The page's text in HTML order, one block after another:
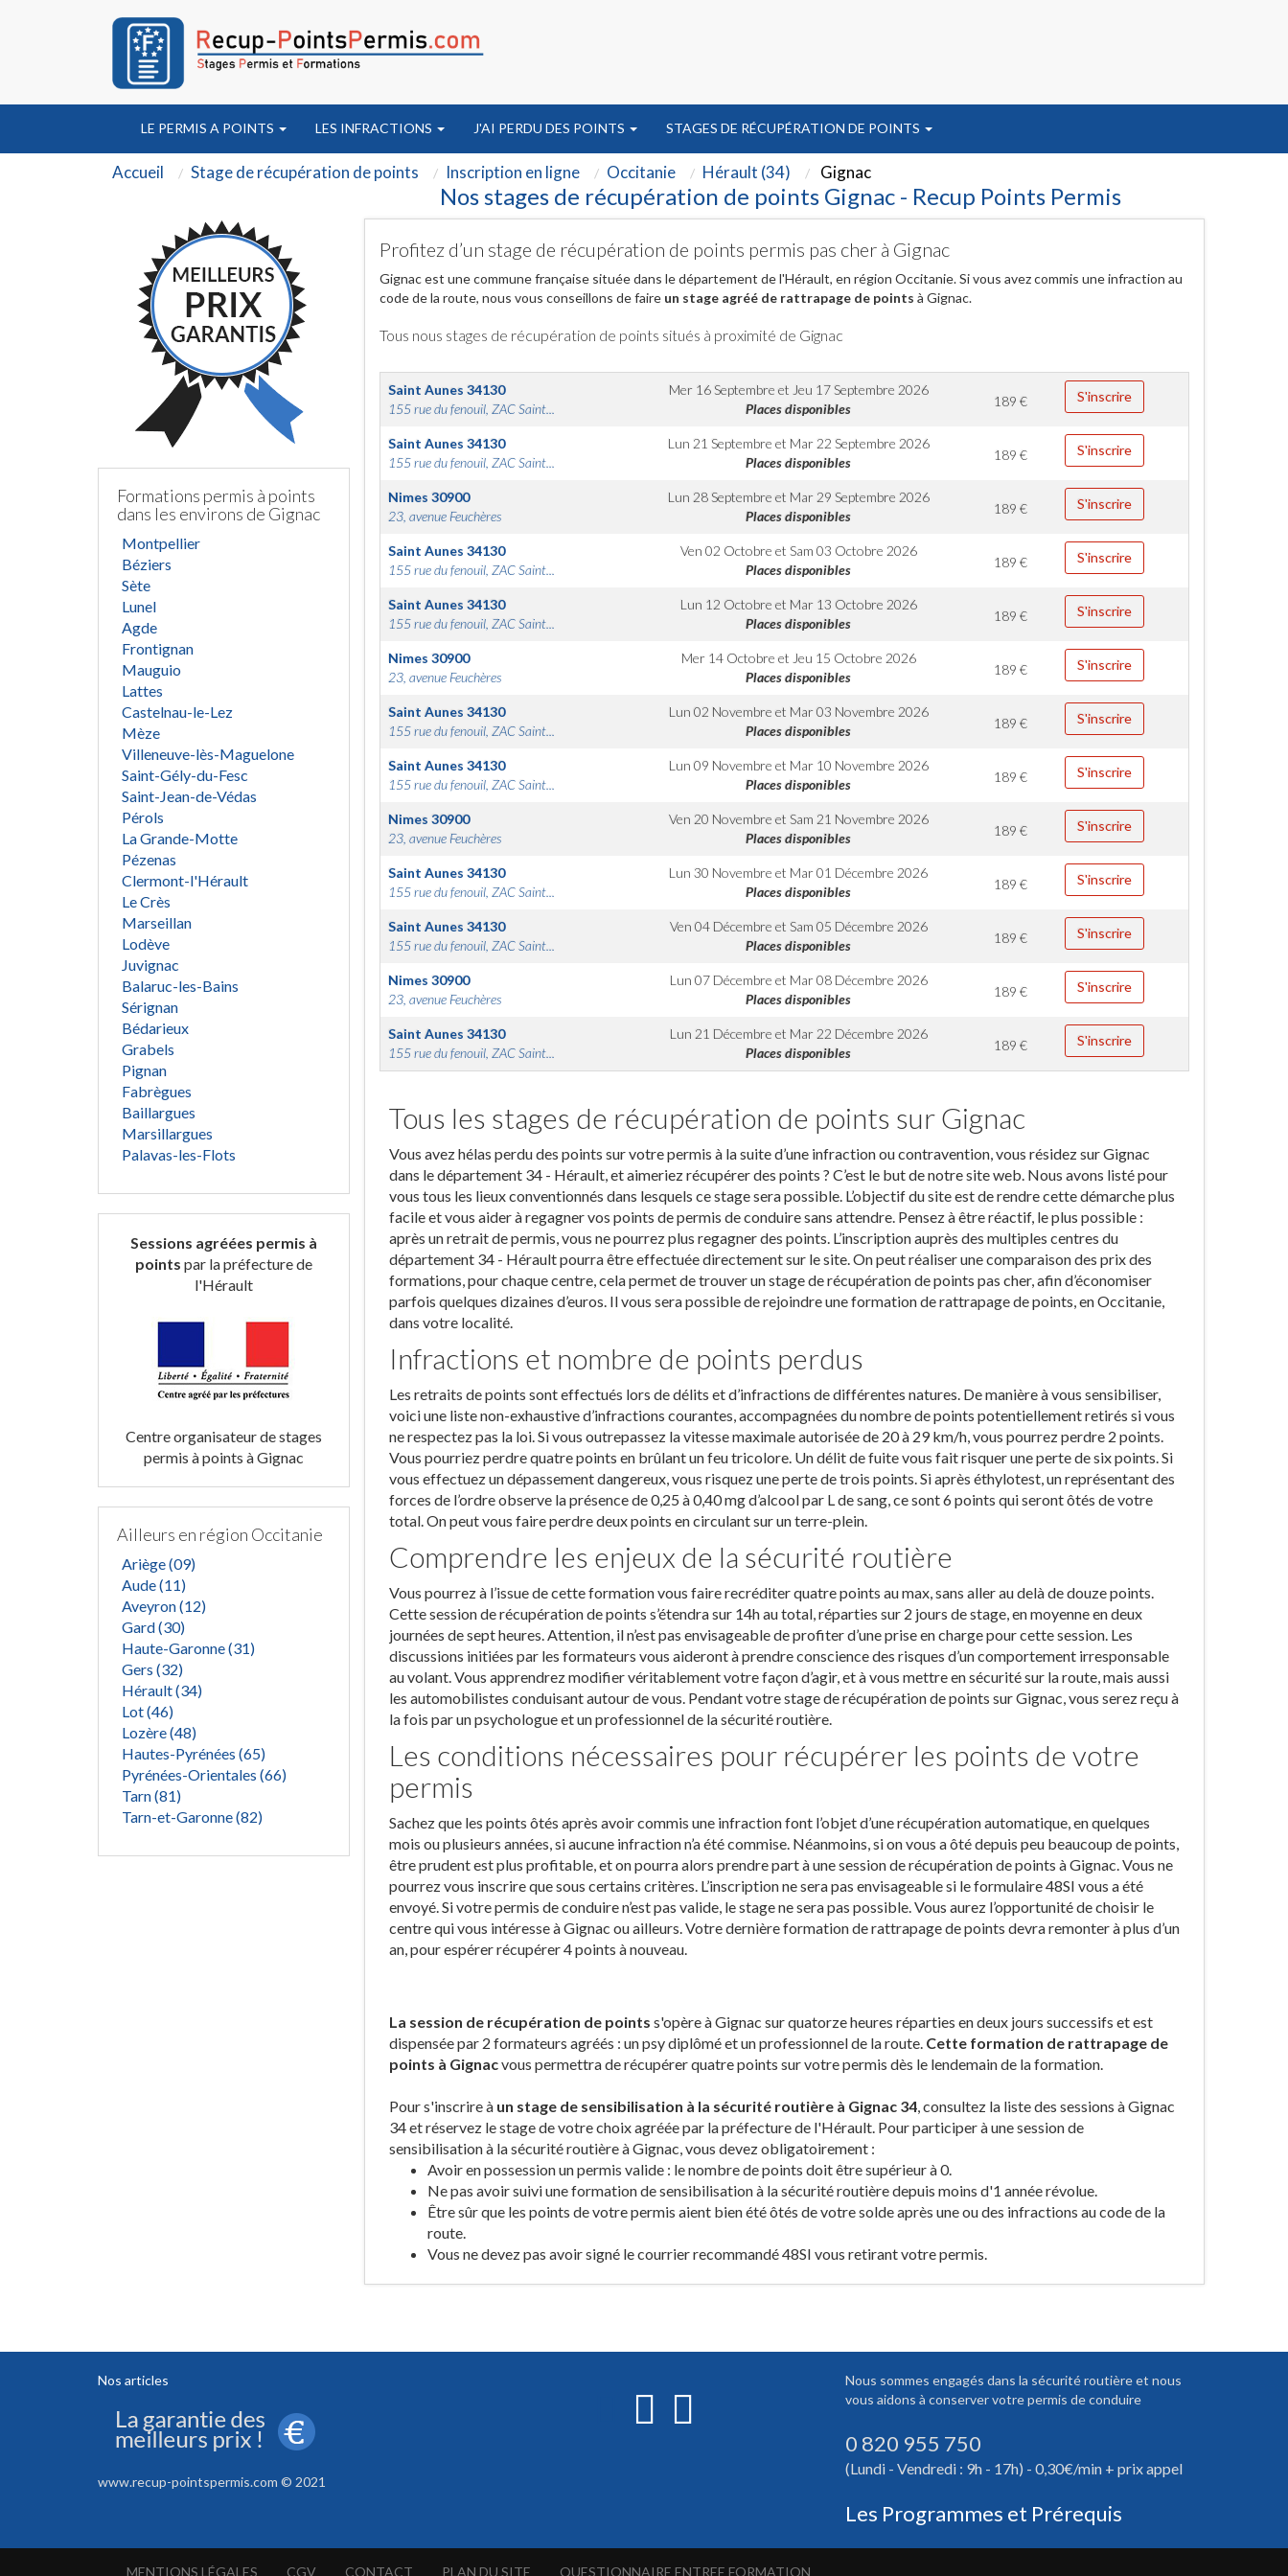
LE PERMIS A POINTS LES INFRACTIONS J'AI PERDU DES POINTS STAGES DE RÉCUPÉRATION DE POINTS
Accueil Stage de récupération de points Inscription en ligne Occitanie Hérault (34) Gignac
Nos stages de récupération de points Gignac - Recup Points Permis
Formations permis à points
dans les environs de Gignac
Montpellier
Béziers
Sète
Lunel
Agde
Frontignan
Mauguio
Lattes
Castelnau-le-Lez
Mèze
Villeneuve-lès-Maguelone
Saint-Gély-du-Fesc
Saint-Jean-de-Védas
Pérols
La Grande-Motte
Pézenas
Clermont-l'Hérault
Le Crès
Marseillan
Lodève
Juvignac
Balaruc-les-Bains
Sérignan
Bédarieux
Grabels
Pignan
Fabrègues
Baillargues
Marsillargues
Palavas-les-Flots
Sessions agréées permis à
points par la préfecture de
l'Hérault
Centre organisateur de stages
permis à points à Gignac
Ailleurs en région Occitanie
Ariège (09)
Aude (11)
Aveyron (12)
Gard (30)
Haute-Garonne (31)
Gers (32)
Hérault (34)
Lot (46)
Lozère (48)
Hautes-Pyrénées (65)
Pyrénées-Orientales (66)
Tarn (81)
Tarn-et-Garonne (82)
Profitez d’un stage de récupération de points permis pas cher à Gignac
Gignac est une commune française située dans le département de l'Hérault, en région Occitanie. Si vous avez commis une infraction au
code de la route, nous vous conseillons de faire un stage agréé de rattrapage de points à Gignac.
Tous nous stages de récupération de points situés à proximité de Gignac
Saint Aunes 34130
155 rue du fenouil, ZAC Saint...
Mer 16 Septembre et Jeu 17 Septembre 2026
Places disponibles
189€ S'inscrire
Saint Aunes 34130
155 rue du fenouil, ZAC Saint...
Lun 21 Septembre et Mar 22 Septembre 2026
Places disponibles
189€ S'inscrire
Nimes 30900
23, avenue Feuchères
Lun 28 Septembre et Mar 29 Septembre 2026
Places disponibles
189€ S'inscrire
Saint Aunes 34130
155 rue du fenouil, ZAC Saint...
Ven 02 Octobre et Sam 03 Octobre 2026
Places disponibles
189€ S'inscrire
Saint Aunes 34130
155 rue du fenouil, ZAC Saint...
Lun 12 Octobre et Mar 13 Octobre 2026
Places disponibles
189€ S'inscrire
Nimes 30900
23, avenue Feuchères
Mer 14 Octobre et Jeu 15 Octobre 2026
Places disponibles
189€ S'inscrire
Saint Aunes 34130
155 rue du fenouil, ZAC Saint...
Lun 02 Novembre et Mar 03 Novembre 2026
Places disponibles
189€ S'inscrire
Saint Aunes 34130
155 rue du fenouil, ZAC Saint...
Lun 09 Novembre et Mar 10 Novembre 2026
Places disponibles
189€ S'inscrire
Nimes 30900
23, avenue Feuchères
Ven 20 Novembre et Sam 21 Novembre 2026
Places disponibles
189€ S'inscrire
Saint Aunes 34130
155 rue du fenouil, ZAC Saint...
Lun 30 Novembre et Mar 01 Décembre 2026
Places disponibles
189€ S'inscrire
Saint Aunes 34130
155 rue du fenouil, ZAC Saint...
Ven 04 Décembre et Sam 05 Décembre 2026
Places disponibles
189€ S'inscrire
Nimes 30900
23, avenue Feuchères
Lun 07 Décembre et Mar 08 Décembre 2026
Places disponibles
189€ S'inscrire
Saint Aunes 34130
155 rue du fenouil, ZAC Saint...
Lun 21 Décembre et Mar 22 Décembre 2026
Places disponibles
189€ S'inscrire
Tous les stages de récupération de points sur Gignac
Vous avez hélas perdu des points sur votre permis à la suite d’une infraction ou contravention, vous résidez sur Gignac
dans le département 34 - Hérault, et aimeriez récupérer des points ? C’est le but de notre site web. Nous avons listé pour
vous tous les lieux conventionnés dans lesquels ce stage sera possible. L’objectif du site est de rendre cette démarche plus
facile et vous aider à regagner vos points de permis de conduire sans attendre. Pensez à être réactif, le plus possible :
après un retrait de permis, vous ne pourrez plus regagner des points. L’inscription auprès des multiples centres du
département 34 - Hérault pourra être effectuée directement sur le site. On peut réaliser une comparaison des prix des
formations, pour chaque centre, cela permet de trouver un stage de récupération de points pas cher, afin d’économiser
parfois quelques dizaines d’euros. Il vous sera possible de rejoindre une formation de rattrapage de points, en Occitanie,
dans votre localité.
Infractions et nombre de points perdus
Les retraits de points sont effectués lors de délits et d’infractions de différentes natures. De manière à vous sensibiliser,
voici une liste non-exhaustive d’infractions courantes, accompagnées du nombre de points potentiellement retirés si vous
ne respectez pas la loi. Si vous outrepassez la vitesse maximale autorisée de 20 à 29 km/h, vous pourrez perdre 2 points.
Vous pourriez perdre quatre points en brûlant un feu tricolore. Un délit de fuite vous fait risquer une perte de six points. Si
vous effectuez un dépassement dangereux, vous risquez une perte de trois points. Si après éthylotest, un représentant des
forces de l’ordre observe la présence de 0,25 à 0,40 mg d’alcool par L de sang, ce sont 6 points qui seront ôtés de votre
total. On peut vous faire perdre deux points en circulant sur un terre-plein.
Comprendre les enjeux de la sécurité routière
Vous pourrez à l’issue de cette formation vous faire recréditer quatre points au max, sans aller au delà de douze points.
Cette session de récupération de points s’étendra sur 14h au total, réparties sur 2 jours de stage, en moyenne en deux
journées de sept heures. Attention, il n’est pas envisageable de profiter d’une prise en charge pour cette session. Les
discussions initiées par les formateurs vous aideront à prendre conscience des risques d’un comportement irresponsable
au volant. Vous apprendrez modifier véritablement votre façon d’agir, et à vous mettre en sécurité sur la route, mais aussi
les automobilistes conduisant autour de vous. Pendant votre stage de récupération de points sur Gignac, vous serez reçu à
la fois par un psychologue et un professionnel de la sécurité routière.
Les conditions nécessaires pour récupérer les points de votre
permis
Sachez que les points ôtés après avoir commis une infraction font l’objet d’une récupération automatique, en quelques
mois ou plusieurs années, si aucune infraction n’a été commise. Néanmoins, si on vous a ôté depuis peu beaucoup de points,
être prudent est plus profitable, et on pourra alors prendre part à une session de récupération de points à Gignac. Vous ne
pourrez vous inscrire que sous certains critères. L’inscription ne sera pas envisageable si le formulaire 48SI vous a été
envoyé. Si votre permis de conduire n’est pas valide, le stage ne sera pas possible. Vous aurez l’opportunité de choisir le
centre qui vous intéresse à Gignac ou ailleurs. Votre dernière formation de rattrapage de points devra remonter à plus d’un
an, pour espérer récupérer 4 points à nouveau.
La session de récupération de points s'opère à Gignac sur quatorze heures réparties en deux jours successifs et est
dispensée par 2 formateurs agréés : un psy diplômé et un professionnel de la route. Cette formation de rattrapage de
points à Gignacvous permettra de récupérer quatre points sur votre permis dès le lendemain de la formation.
Pour s'inscrire à un stage de sensibilisation à la sécurité routière à Gignac 34, consultez la liste des sessions à Gignac
34 et réservez le stage de votre choix agréée par la préfecture de l'Hérault. Pour participer à une session de
sensibilisation à la sécurité routière à Gignac, vous devez obligatoirement :
Avoir en possession un permis valide : le nombre de points doit être supérieur à 0.
Ne pas avoir suivi une formation de sensibilisation à la sécurité routière depuis moins d'1 année révolue.
Être sûr que les points de votre permis aient bien été ôtés de votre solde après une ou des infractions au code de la
route.
Vous ne devez pas avoir signé le courrier recommandé 48SI vous retirant votre permis.
Nos articles
www.recup-pointspermis.com © 2021
Nous sommes engagés dans la sécurité routière et nous
vous aidons à conserver votre permis de conduire
0 820 955 750
(Lundi - Vendredi : 9h - 17h) - 0,30€/min + prix appel
Les Programmes et Prérequis
MENTIONS LÉGALES CGV CONTACT PLAN DU SITE QUESTIONNAIRE ENTREE FORMATION